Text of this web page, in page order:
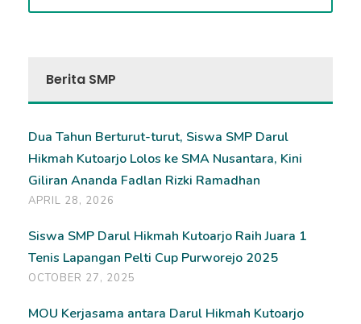
Berita SMP
Dua Tahun Berturut-turut, Siswa SMP Darul
Hikmah Kutoarjo Lolos ke SMA Nusantara, Kini
Giliran Ananda Fadlan Rizki Ramadhan
APRIL 28, 2026
Siswa SMP Darul Hikmah Kutoarjo Raih Juara 1
Tenis Lapangan Pelti Cup Purworejo 2025
OCTOBER 27, 2025
MOU Kerjasama antara Darul Hikmah Kutoarjo